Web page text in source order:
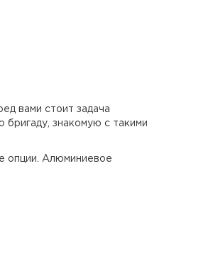
вами стоит задача
знакомую с такими
опции. Алюминиевое